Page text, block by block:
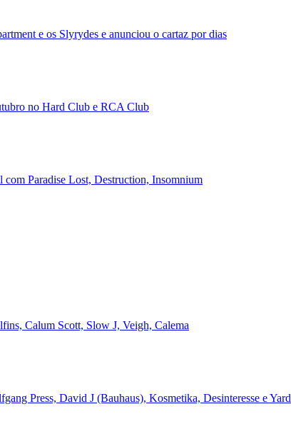
e os Slyrydes e anunciou o cartaz por dias
no Hard Club e RCA Club
Paradise Lost, Destruction, Insomnium
Calum Scott, Slow J, Veigh, Calema
Press, David J (Bauhaus), Kosmetika, Desinteresse e Yard